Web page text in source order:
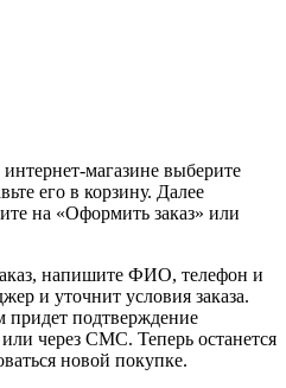
магазине выберите
его в корзину. Далее
на «Оформить заказ» или
напишите ФИО, телефон и
и уточнит условия заказа.
придет подтверждение
через СМС. Теперь останется
новой покупке.